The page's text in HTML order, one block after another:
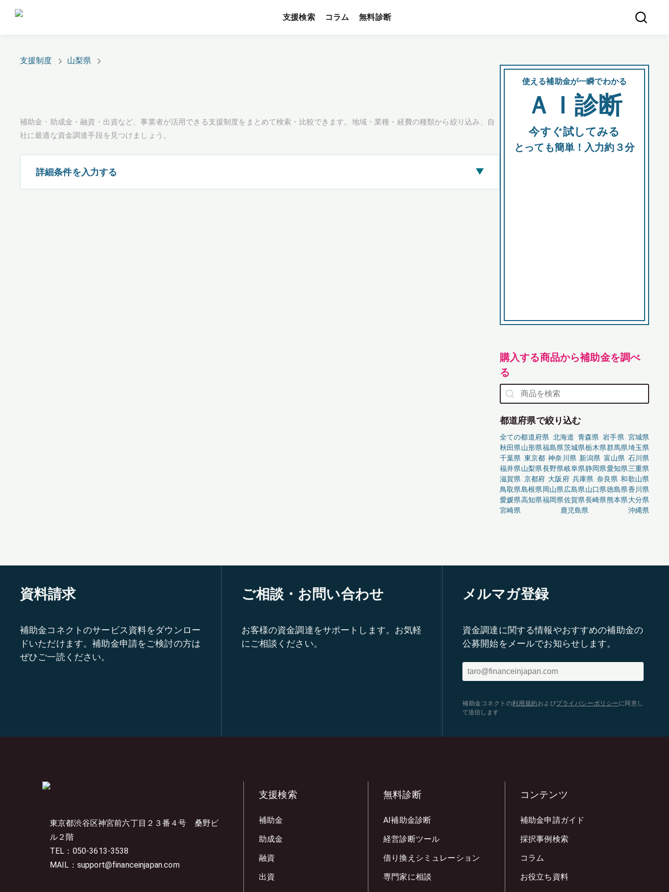
支援検索 コラム 無料診断
支援制度 山梨県
補助金・助成金・融資・出資など、事業者が活用できる支援制度をまとめて検索・比較できます。地域・業種・経費の種類から絞り込み、自
社に最適な資金調達手段を見つけましょう。
詳細条件を入力する ▶
使える補助金が一瞬でわかる
ＡＩ診断
今すぐ試してみる
とっても簡単！入力約３分
購入する商品から補助金を調べ
る
都道府県で絞り込む
全ての都道府県 北海道 青森県 岩手県 宮城県
秋田県山形県福島県茨城県栃木県群馬県埼玉県
千葉県 東京都 神奈川県 新潟県 富山県 石川県
福井県山梨県長野県岐阜県静岡県愛知県三重県
滋賀県 京都府 大阪府 兵庫県 奈良県 和歌山県
鳥取県島根県岡山県広島県山口県徳島県香川県
愛媛県高知県福岡県佐賀県長崎県熊本県大分県
宮崎県
鹿児島県 沖縄県
資料請求
補助金コネクトのサービス資料をダウンロー
ドいただけます。補助金申請をご検討の方は
ぜひご一読ください。
ご相談・お問い合わせ
お客様の資金調達をサポートします。お気軽
にご相談ください。
メルマガ登録
資金調達に関する情報やおすすめの補助金の
公募開始をメールでお知らせします。
補助金コネクトの利用規約 およびプライバシーポリシー に同意し
て送信します
東京都渋谷区神宮前六丁目２３番４号 桑野ビ
ル２階
TEL：050-3613-3538
MAIL：support@financeinjapan.com
支援検索
補助金
助成金
融資
出資
無料診断
AI補助金診断
経営診断ツール
借り換えシミュレーション
専門家に相談
コンテンツ
補助金申請ガイド
採択事例検索
コラム
お役立ち資料